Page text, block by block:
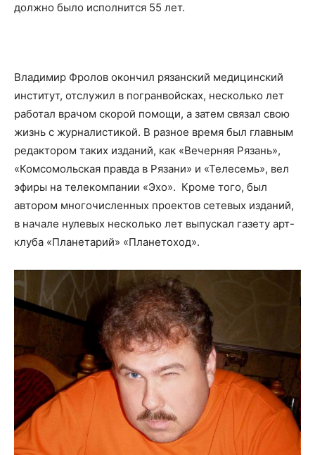
должно было исполнится 55 лет.
Владимир Фролов окончил рязанский медицинский
институт, отслужил в погранвойсках, несколько лет
работал врачом скорой помощи, а затем связал свою
жизнь с журналистикой. В разное время был главным
редактором таких изданий, как «Вечерняя Рязань»,
«Комсомольская правда в Рязани» и «Телесемь», вел
эфиры на телекомпании «Эхо». Кроме того, был
автором многочисленных проектов сетевых изданий,
в начале нулевых несколько лет выпускал газету арт-
клуба «Планетарий» «Планетоход».